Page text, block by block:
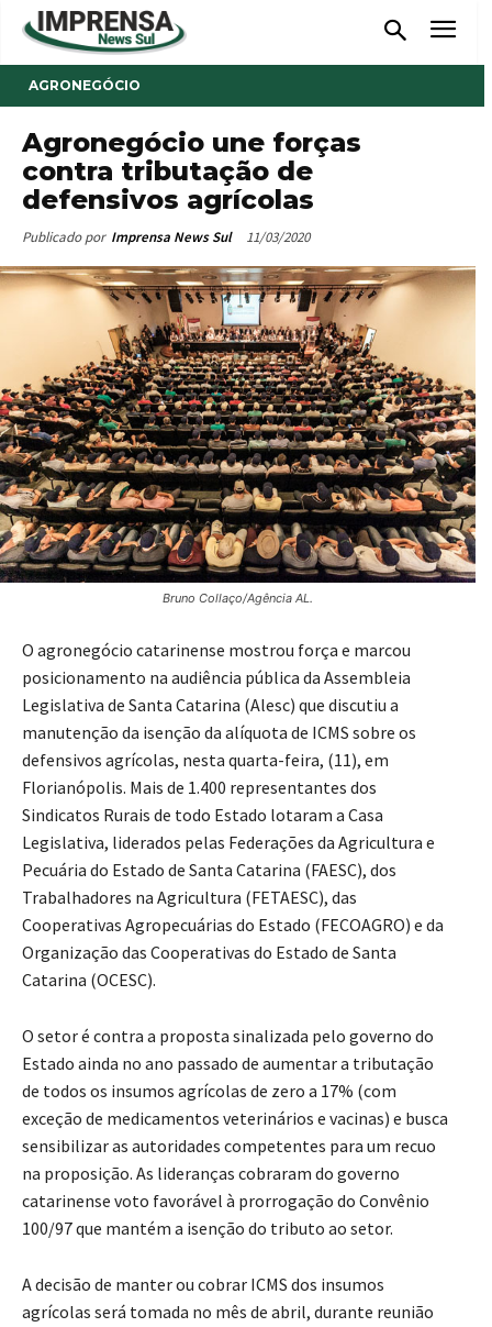
AGRONEGÓCIO
Agronegócio une forças
contra tributação de
defensivos agrícolas
Publicado por Imprensa News Sul 11/03/2020
Bruno Collaço/Agência AL.
O agronegócio catarinense mostrou força e marcou
posicionamento na audiência pública da Assembleia
Legislativa de Santa Catarina (Alesc) que discutiu a
manutenção da isenção da alíquota de ICMS sobre os
defensivos agrícolas, nesta quarta-feira, (11), em
Florianópolis. Mais de 1.400 representantes dos
Sindicatos Rurais de todo Estado lotaram a Casa
Legislativa, liderados pelas Federações da Agricultura e
Pecuária do Estado de Santa Catarina (FAESC), dos
Trabalhadores na Agricultura (FETAESC), das
Cooperativas Agropecuárias do Estado (FECOAGRO) e da
Organização das Cooperativas do Estado de Santa
Catarina (OCESC).
O setor é contra a proposta sinalizada pelo governo do
Estado ainda no ano passado de aumentar a tributação
de todos os insumos agrícolas de zero a 17% (com
exceção de medicamentos veterinários e vacinas) e busca
sensibilizar as autoridades competentes para um recuo
na proposição. As lideranças cobraram do governo
catarinense voto favorável à prorrogação do Convênio
100/97 que mantém a isenção do tributo ao setor.
A decisão de manter ou cobrar ICMS dos insumos
agrícolas será tomada no mês de abril, durante reunião